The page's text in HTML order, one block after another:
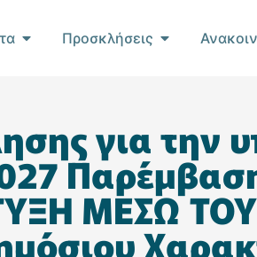
Προσκλήσεις
για την
ΜΕΣΩ ΤΟΥ